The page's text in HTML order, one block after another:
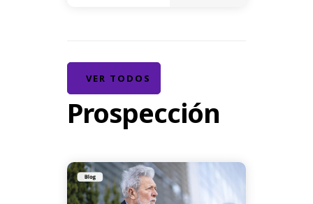
VER TODOS
Prospección